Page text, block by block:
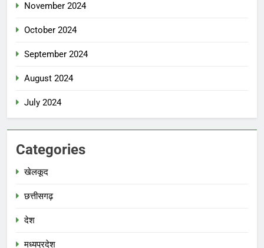
November 2024
October 2024
September 2024
August 2024
July 2024
Categories
खेलकूद
छत्तीसगढ़
देश
मध्‍यप्रदेश